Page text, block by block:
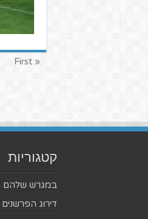
« First
קטגוריות
במגרש שלהם
דירוג הפרשנים